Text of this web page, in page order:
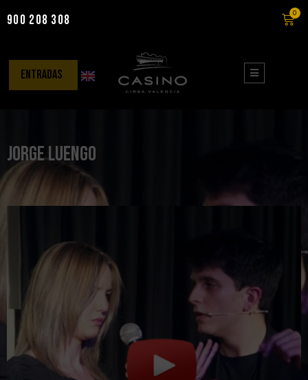
contenido
900 208 308 0
entradas
Jorge Luengo